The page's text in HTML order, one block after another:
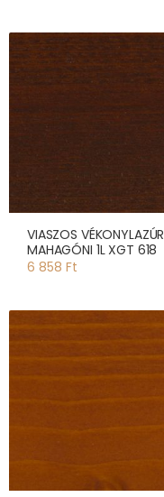
VIASZOS VÉKONYLAZÚR
MAHAGÓNI 1L XGT 618
6 858 Ft